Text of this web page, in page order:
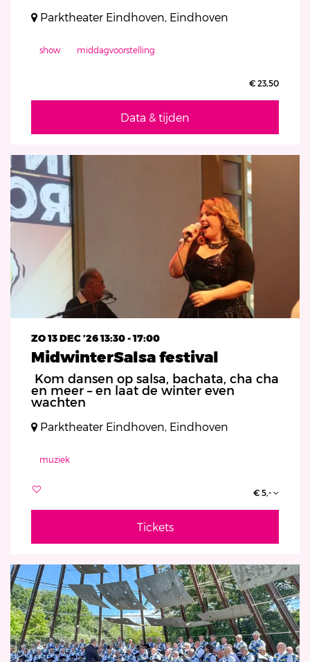
Parktheater Eindhoven, Eindhoven
show middagvoorstelling
€ 23,50
Data & tijden
MidwinterSalsa festival
ZO 13 DEC ’2613:30 - 17:00
Kom dansen op salsa, bachata, cha cha
en meer – en laat de winter even
wachten
Parktheater Eindhoven, Eindhoven
muziek
€ 5,-
Tickets